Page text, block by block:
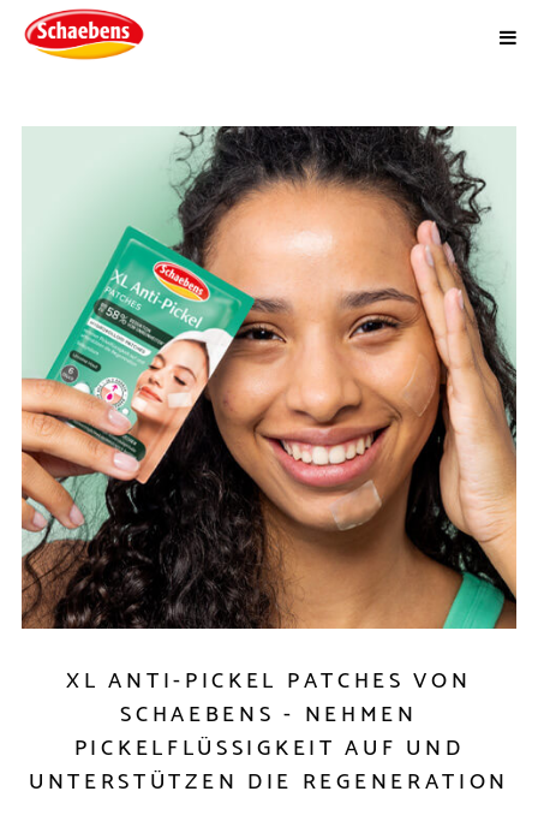
XL ANTI-PICKEL PATCHES VON
SCHAEBENS - NEHMEN
PICKELFLÜSSIGKEIT AUF UND
UNTERSTÜTZEN DIE REGENERATION